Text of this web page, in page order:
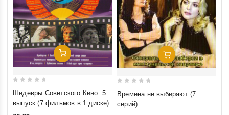
Добавить В Корзину
out
Шедевры Советского Кино. 5
выпуск (7 фильмов в 1 диске)
Добавить В Корзину
out
Времена не выбирают (7
серий)